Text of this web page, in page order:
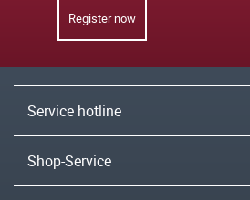
Register now
Service hotline
Shop-Service